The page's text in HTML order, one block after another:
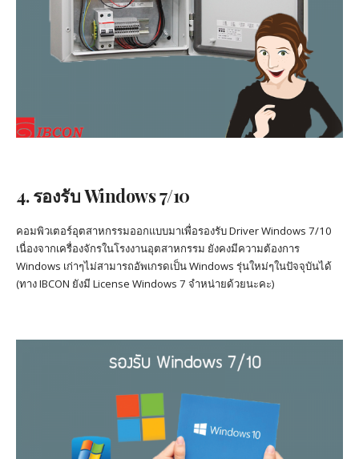
4. รองรับ Windows 7/10
คอมพิวเตอร์อุตสาหกรรมออกแบบมาเพื่อรองรับ Driver Windows 7/10
เนื่องจากเครื่องจักรในโรงงานอุตสาหกรรม ยังคงมีความต้องการ
Windows เก่าๆไม่สามารถอัพเกรดเป็น Windows รุ่นใหม่ๆในปัจจุบันได้
(ทาง IBCON ยังมี License Windows 7 จำหน่ายด้วยนะคะ)